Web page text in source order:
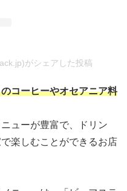
がシェアした投稿
コーヒーやオセアニア料
ューが豊富で、ドリン
楽しむことができるお店